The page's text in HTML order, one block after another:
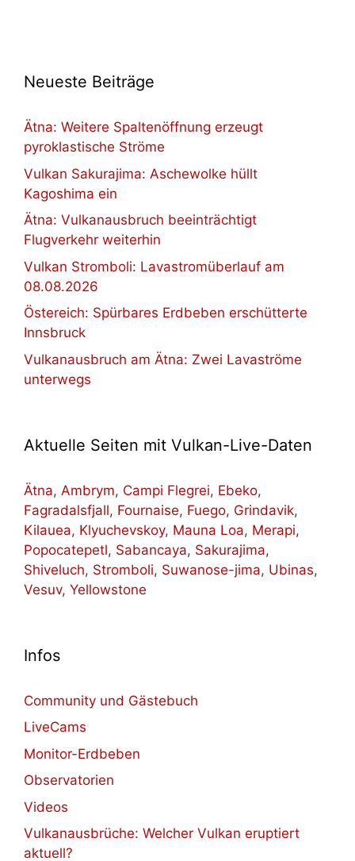
Neueste Beiträge
Ätna: Weitere Spaltenöffnung erzeugt
pyroklastische Ströme
Vulkan Sakurajima: Aschewolke hüllt
Kagoshima ein
Ätna: Vulkanausbruch beeinträchtigt
Flugverkehr weiterhin
Vulkan Stromboli: Lavastromüberlauf am
08.08.2026
Östereich: Spürbares Erdbeben erschütterte
Innsbruck
Vulkanausbruch am Ätna: Zwei Lavaströme
unterwegs
Aktuelle Seiten mit Vulkan-Live-Daten
Ätna, Ambrym, Campi Flegrei, Ebeko,
Fagradalsfjall, Fournaise, Fuego, Grindavik,
Kilauea, Klyuchevskoy, Mauna Loa, Merapi,
Popocatepetl, Sabancaya, Sakurajima,
Shiveluch, Stromboli, Suwanose-jima, Ubinas,
Vesuv, Yellowstone
Infos
Community und Gästebuch
LiveCams
Monitor-Erdbeben
Observatorien
Videos
Vulkanausbrüche: Welcher Vulkan eruptiert
aktuell?